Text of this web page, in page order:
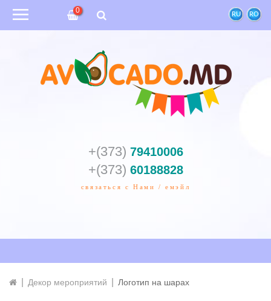
RU RO
0
+(373) 79410006
+(373) 60188828
связаться с Нами / емэйл
Декор мероприятий Логотип на шарах